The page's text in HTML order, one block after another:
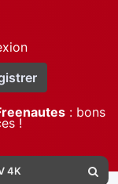
: bons
!
4K